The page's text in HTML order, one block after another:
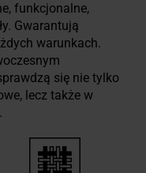
funkcjonalne,
Gwarantują
warunkach.
się nie tylko
lecz także w